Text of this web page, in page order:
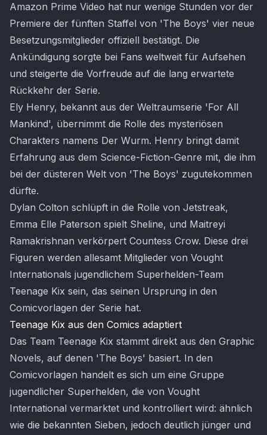
Amazon Prime Video hat nur wenige Stunden vor der
Premiere der fünften Staffel von 'The Boys' vier neue
Besetzungsmitglieder offiziell bestätigt. Die
Ankündigung sorgte bei Fans weltweit für Aufsehen
und steigerte die Vorfreude auf die lang erwartete
Rückkehr der Serie.
Ely Henry, bekannt aus der Weltraumserie 'For All
Mankind', übernimmt die Rolle des mysteriösen
Charakters namens Der Wurm. Henry bringt damit
Erfahrung aus dem Science-Fiction-Genre mit, die ihm
bei der düsteren Welt von 'The Boys' zugutekommen
dürfte.
Dylan Colton schlüpft in die Rolle von Jetstreak,
Emma Elle Paterson spielt Sheline, und Maitreyi
Ramakrishnan verkörpert Countess Crow. Diese drei
Figuren werden allesamt Mitglieder von Vought
Internationals jugendlichem Superhelden-Team
Teenage Kix sein, das seinen Ursprung in den
Comicvorlagen der Serie hat.
Teenage Kix aus den Comics adaptiert
Das Team Teenage Kix stammt direkt aus den Graphic
Novels, auf denen 'The Boys' basiert. In den
Comicvorlagen handelt es sich um eine Gruppe
jugendlicher Superhelden, die von Vought
International vermarktet und kontrolliert wird: ähnlich
wie die bekannten Sieben, jedoch deutlich jünger und